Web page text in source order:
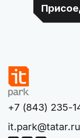
+7 (843) 235-
it.park@tatar.ru